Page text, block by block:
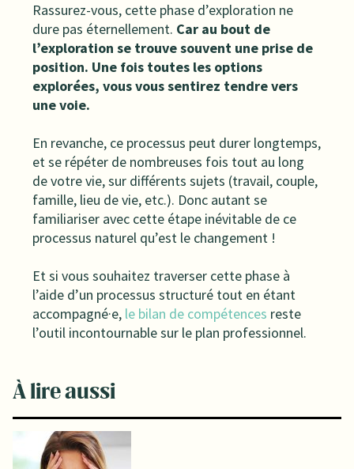
Rassurez-vous, cette phase d’exploration ne
dure pas éternellement. Car au bout de
l’exploration se trouve souvent une prise de
position. Une fois toutes les options
explorées, vous vous sentirez tendre vers
une voie.
En revanche, ce processus peut durer longtemps,
et se répéter de nombreuses fois tout au long
de votre vie, sur différents sujets (travail, couple,
famille, lieu de vie, etc.). Donc autant se
familiariser avec cette étape inévitable de ce
processus naturel qu’est le changement !
Et si vous souhaitez traverser cette phase à
l’aide d’un processus structuré tout en étant
accompagné·e, le bilan de compétences reste
l’outil incontournable sur le plan professionnel.
À lire aussi